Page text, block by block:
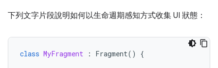
下列文字片段說明如何以生命週期感知方式收集 UI 狀態：
class MyFragment : Fragment() {